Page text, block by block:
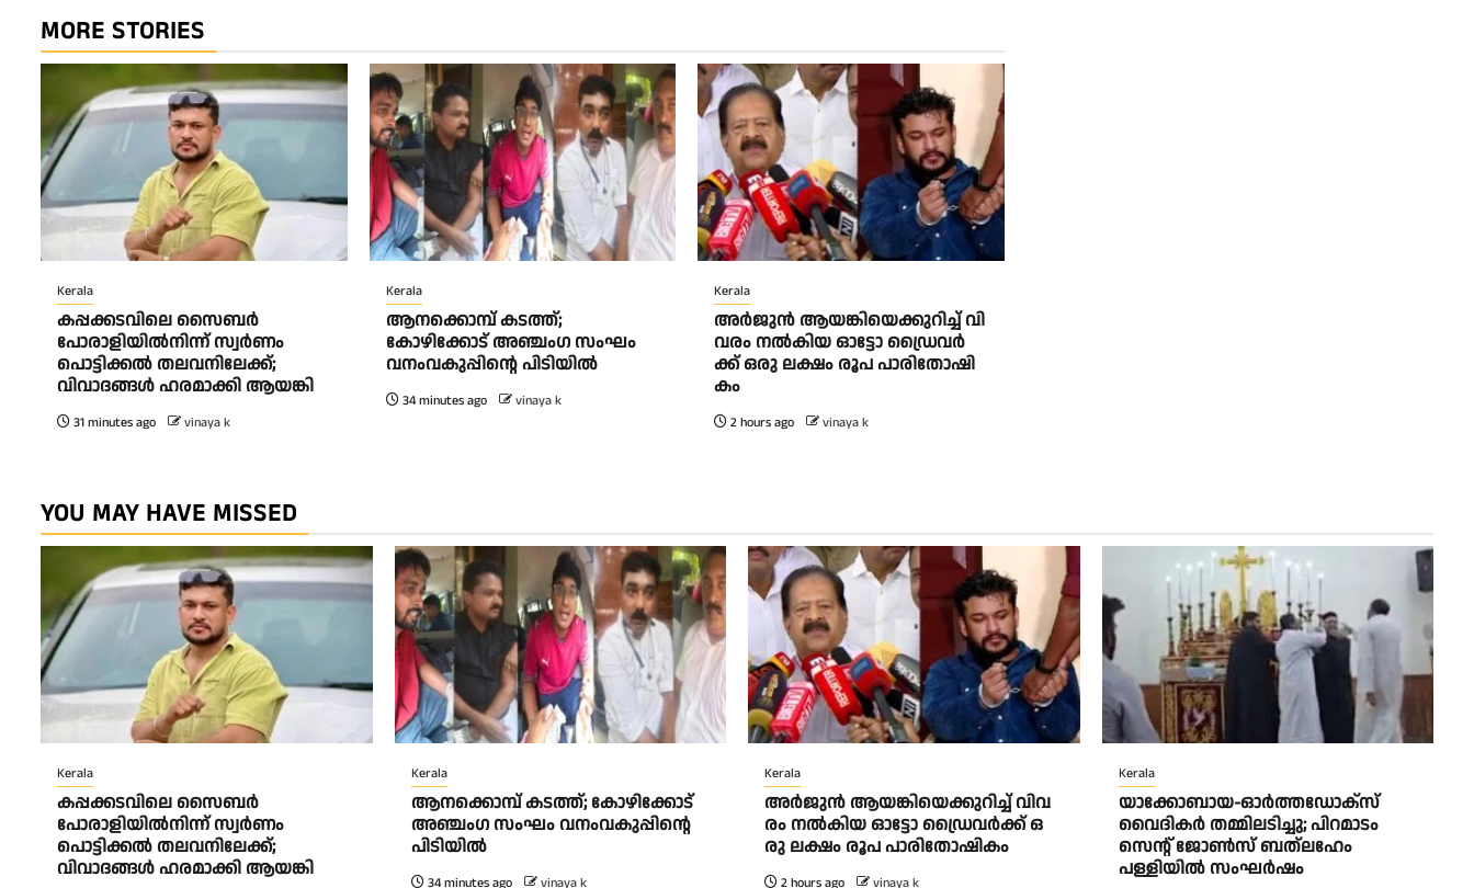
MORE STORIES
Kerala
കപ്പക്കടവിലെ സൈബർ
പോരാളിയിൽനിന്ന് സ്വർണം
പൊട്ടിക്കൽ തലവനിലേക്ക്;
വിവാദങ്ങൾ ഹരമാക്കി ആയങ്കി
31 minutes ago vinaya k
Kerala
ആനക്കൊമ്പ് കടത്ത്;
കോഴിക്കോട് അഞ്ചംഗ സംഘം
വനംവകുപ്പിന്റെ പിടിയിൽ
34 minutes ago vinaya k
Kerala
അ​ർ​ജു​ൻ ആ​യ​ങ്കി​യെ​ക്കു​റി​ച്ച് വി​
വ​രം ന​ൽ​കി​യ ഓ​ട്ടോ ഡ്രൈ​വ​ർ​
ക്ക് ഒ​രു ല​ക്ഷം രൂ​പ പാ​രി​തോ​ഷി​
കം
2 hours ago vinaya k
YOU MAY HAVE MISSED
Kerala
കപ്പക്കടവിലെ സൈബർ
പോരാളിയിൽനിന്ന് സ്വർണം
പൊട്ടിക്കൽ തലവനിലേക്ക്;
വിവാദങ്ങൾ ഹരമാക്കി ആയങ്കി
Kerala
ആനക്കൊമ്പ് കടത്ത്; കോഴിക്കോട്
അഞ്ചംഗ സംഘം വനംവകുപ്പിന്റെ
പിടിയിൽ
34 minutes ago vinaya k
Kerala
അ​ർ​ജു​ൻ ആ​യ​ങ്കി​യെ​ക്കു​റി​ച്ച് വി​വ​
രം ന​ൽ​കി​യ ഓ​ട്ടോ ഡ്രൈ​വ​ർ​ക്ക് ഒ​
രു ല​ക്ഷം രൂ​പ പാ​രി​തോ​ഷി​കം
2 hours ago vinaya k
Kerala
യാക്കോബായ-ഓർത്തഡോക്സ്
വൈദികർ തമ്മിലടിച്ചു; പിറമാടം
സെന്റ്‌ ജോൺസ് ബത്ലഹേം
പള്ളിയിൽ സംഘർഷം